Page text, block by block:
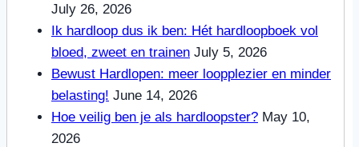
July 26, 2026
Ik hardloop dus ik ben: Hét hardloopboek vol
bloed, zweet en trainen July 5, 2026
Bewust Hardlopen: meer loopplezier en minder
belasting! June 14, 2026
Hoe veilig ben je als hardloopster? May 10,
2026